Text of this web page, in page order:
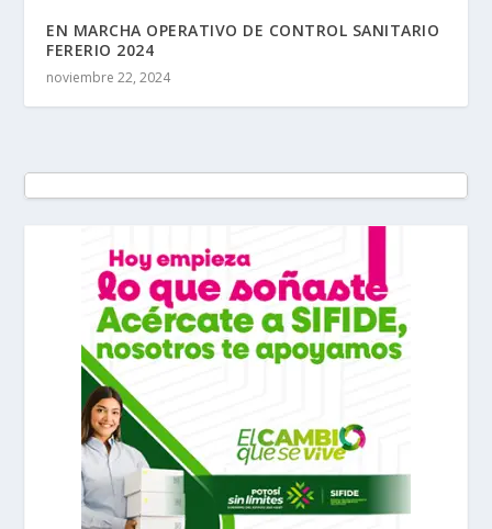
EN MARCHA OPERATIVO DE CONTROL SANITARIO
FERERIO 2024
noviembre 22, 2024